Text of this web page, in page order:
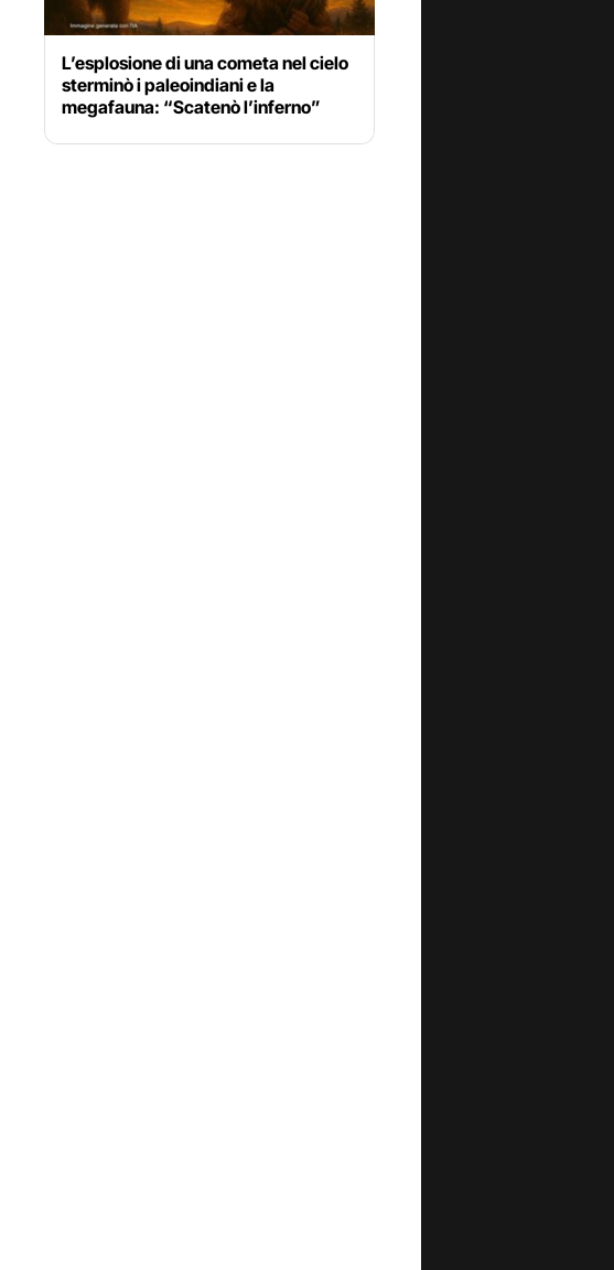
L’esplosione di una cometa nel cielo
sterminò i paleoindiani e la
megafauna: “Scatenò l’inferno”